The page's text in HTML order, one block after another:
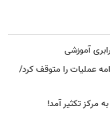
عملیات را متوقف کرد/
مرکز تکثیر آمد!